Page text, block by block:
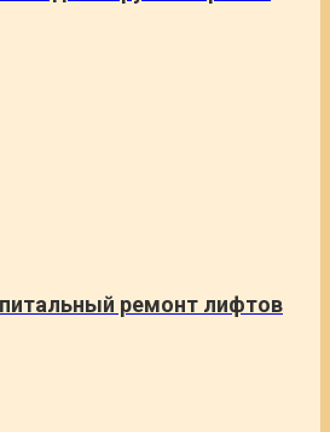
ремонт лифтов